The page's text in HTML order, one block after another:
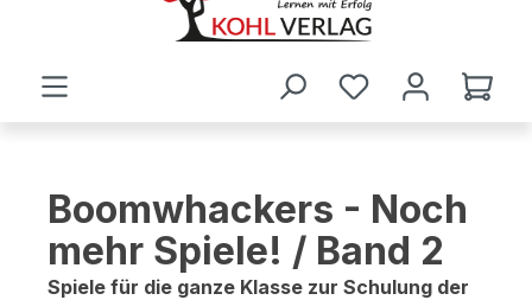
Boomwhackers - Noch
mehr Spiele! / Band 2
Spiele für die ganze Klasse zur Schulung der